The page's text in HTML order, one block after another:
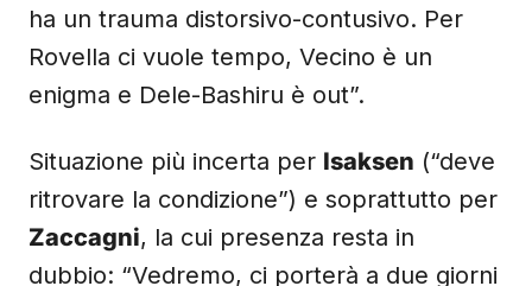
ha un trauma distorsivo-contusivo. Per
Rovella ci vuole tempo, Vecino è un
enigma e Dele-Bashiru è out”.
Situazione più incerta per Isaksen (“deve
ritrovare la condizione”) e soprattutto per
Zaccagni, la cui presenza resta in
dubbio: “Vedremo, ci porterà a due giorni